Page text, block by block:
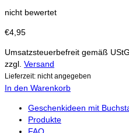
nicht bewertet
€4,95
Umsatzsteuerbefreit gemäß
zzgl. Versand
Lieferzeit: nicht angegeben
In den Warenkorb
Geschenkideen mit
Produkte